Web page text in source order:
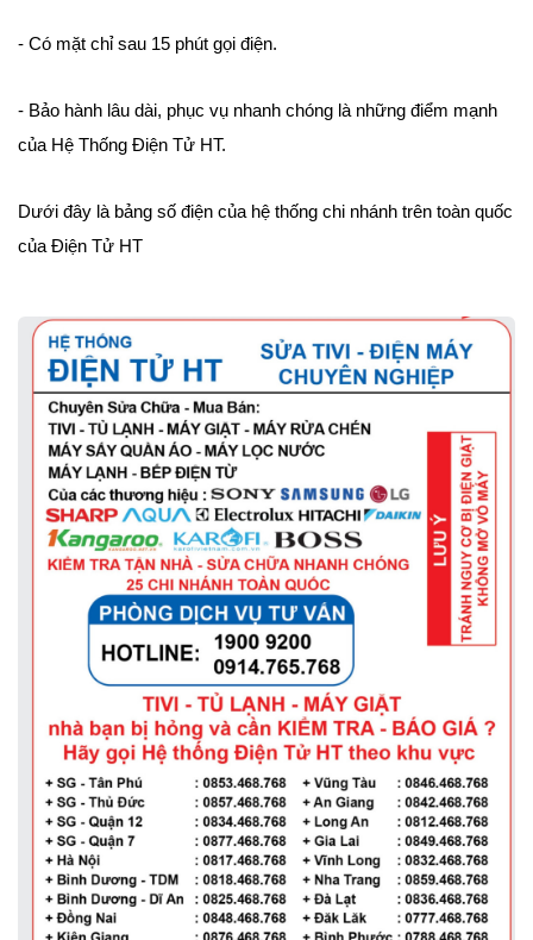
- Có mặt chỉ sau 15 phút gọi điện.
- Bảo hành lâu dài, phục vụ nhanh chóng là những điểm mạnh
của Hệ Thống Điện Tử HT.
Dưới đây là bảng số điện của hệ thống chi nhánh trên toàn quốc
của Điện Tử HT